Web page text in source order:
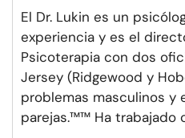
El Dr. Lukin es un
experiencia y es el
Psicoterapia con dos
Jersey (Ridgewood y
problemas masculinos y
parejas.™™ Ha trabajado